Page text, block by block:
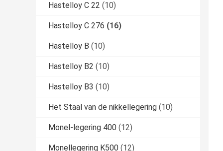
Hastelloy C 22 (10)
Hastelloy C 276 (16)
Hastelloy B (10)
Hastelloy B2 (10)
Hastelloy B3 (10)
Het Staal van de nikkellegering (10)
Monel-legering 400 (12)
Monellegering K500 (12)